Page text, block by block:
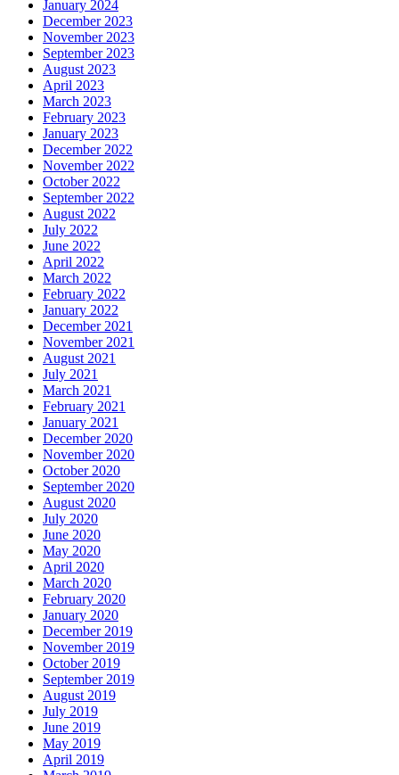
January 2024
December 2023
November 2023
September 2023
August 2023
April 2023
March 2023
February 2023
January 2023
December 2022
November 2022
October 2022
September 2022
August 2022
July 2022
June 2022
April 2022
March 2022
February 2022
January 2022
December 2021
November 2021
August 2021
July 2021
March 2021
February 2021
January 2021
December 2020
November 2020
October 2020
September 2020
August 2020
July 2020
June 2020
May 2020
April 2020
March 2020
February 2020
January 2020
December 2019
November 2019
October 2019
September 2019
August 2019
July 2019
June 2019
May 2019
April 2019